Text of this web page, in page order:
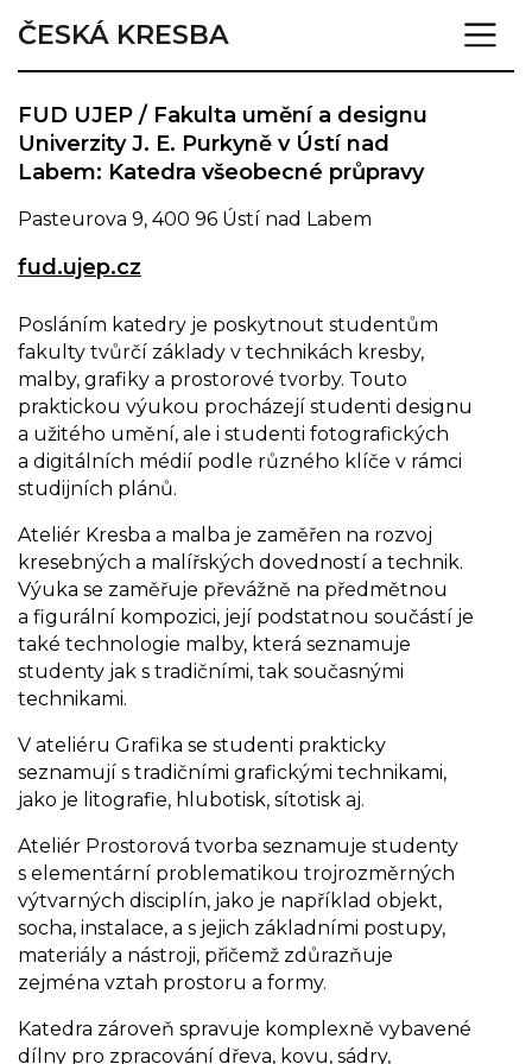
ČESKÁ KRESBA
FUD UJEP / Fakulta umění a designu
Univerzity J. E. Purkyně v Ústí nad
Labem: Katedra všeobecné průpravy
Pasteurova 9, 400 96 Ústí nad Labem
fud.ujep.cz
Posláním katedry je poskytnout studentům
fakulty tvůrčí základy v technikách kresby,
malby, grafiky a prostorové tvorby. Touto
praktickou výukou procházejí studenti designu
a užitého umění, ale i studenti fotografických
a digitálních médií podle různého klíče v rámci
studijních plánů.
Ateliér Kresba a malba je zaměřen na rozvoj
kresebných a malířských dovedností a technik.
Výuka se zaměřuje převážně na předmětnou
a figurální kompozici, její podstatnou součástí je
také technologie malby, která seznamuje
studenty jak s tradičními, tak současnými
technikami.
V ateliéru Grafika se studenti prakticky
seznamují s tradičními grafickými technikami,
jako je litografie, hlubotisk, sítotisk aj.
Ateliér Prostorová tvorba seznamuje studenty
s elementární problematikou trojrozměrných
výtvarných disciplín, jako je například objekt,
socha, instalace, a s jejich základními postupy,
materiály a nástroji, přičemž zdůrazňuje
zejména vztah prostoru a formy.
Katedra zároveň spravuje komplexně vybavené
dílny pro zpracování dřeva, kovu, sádry,